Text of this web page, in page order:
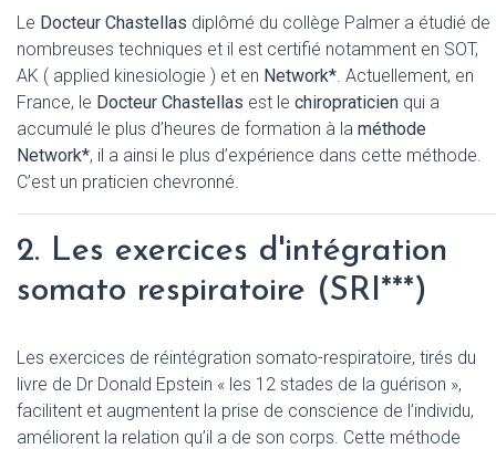
Le Docteur Chastellas diplômé du collège Palmer a étudié de
nombreuses techniques et il est certifié notamment en SOT,
AK ( applied kinesiologie ) et en Network*. Actuellement, en
France, le Docteur Chastellas est le chiropraticien qui a
accumulé le plus d’heures de formation à la méthode
Network*, il a ainsi le plus d’expérience dans cette méthode.
C’est un praticien chevronné.
2. Les exercices d'intégration
somato respiratoire (SRI***)
Les exercices de réintégration somato-respiratoire, tirés du
livre de Dr Donald Epstein « les 12 stades de la guérison »,
facilitent et augmentent la prise de conscience de l’individu,
améliorent la relation qu’il a de son corps. Cette méthode